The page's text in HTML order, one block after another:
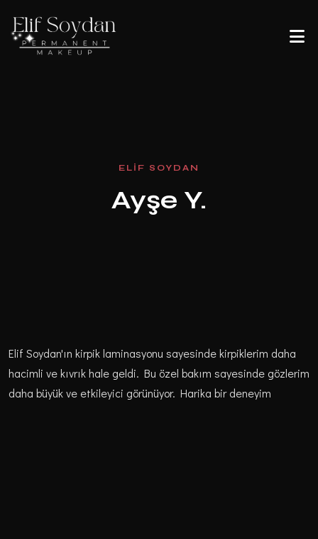
E L I F S OY D A N
Ayşe Y.
Elif Soydan'ın kirpik laminasyonu sayesinde kirpiklerim daha
hacimli ve kıvrık hale geldi. Bu özel bakım sayesinde gözlerim
daha büyük ve etkileyici görünüyor. Harika bir deneyim